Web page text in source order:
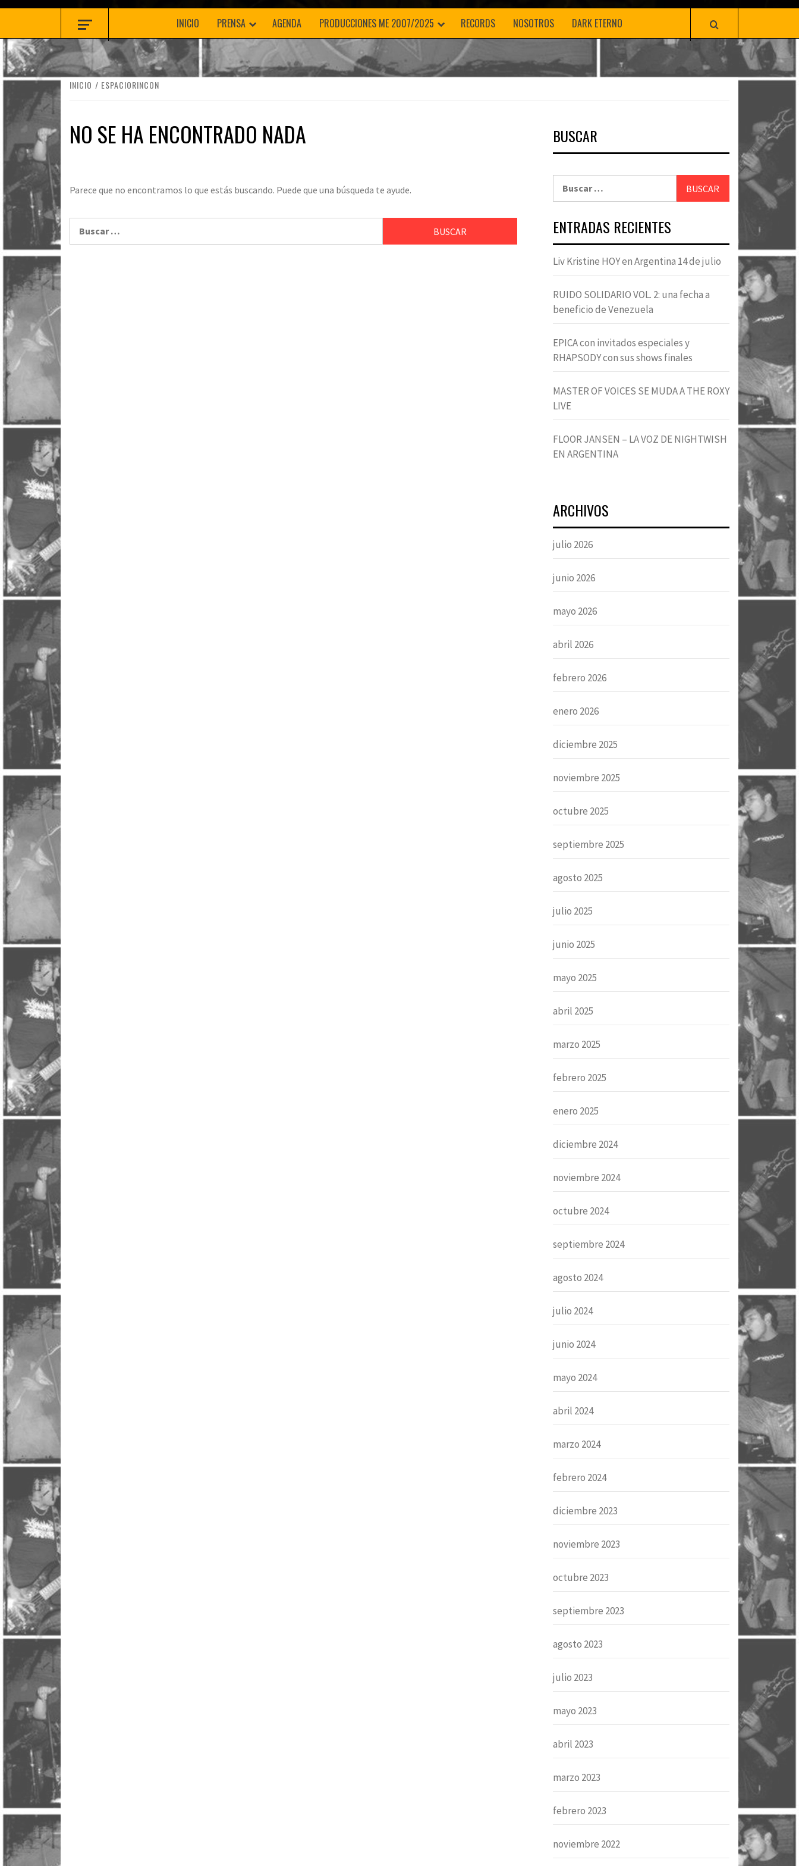
INICIO PRENSA AGENDA PRODUCCIONES ME 2007/2025 RECORDS NOSOTROS DARK ETERNO
INICIO ESPACIORINCON
NO SE HA ENCONTRADO NADA
Parece que no encontramos lo que estás buscando. Puede que una búsqueda te ayude.
BUSCAR
ENTRADAS RECIENTES
Liv Kristine HOY en Argentina 14 de julio
RUIDO SOLIDARIO VOL. 2: una fecha a
beneficio de Venezuela
EPICA con invitados especiales y
RHAPSODY con sus shows finales
MASTER OF VOICES SE MUDA A THE ROXY
LIVE
FLOOR JANSEN – LA VOZ DE NIGHTWISH
EN ARGENTINA
ARCHIVOS
julio 2026
junio 2026
mayo 2026
abril 2026
febrero 2026
enero 2026
diciembre 2025
noviembre 2025
octubre 2025
septiembre 2025
agosto 2025
julio 2025
junio 2025
mayo 2025
abril 2025
marzo 2025
febrero 2025
enero 2025
diciembre 2024
noviembre 2024
octubre 2024
septiembre 2024
agosto 2024
julio 2024
junio 2024
mayo 2024
abril 2024
marzo 2024
febrero 2024
diciembre 2023
noviembre 2023
octubre 2023
septiembre 2023
agosto 2023
julio 2023
mayo 2023
abril 2023
marzo 2023
febrero 2023
noviembre 2022